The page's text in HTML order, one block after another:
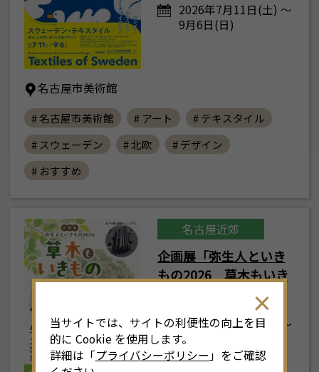
2026年7月11日(土) ～
9月6日(日)
名古屋市美術館
# 名古屋市美術館 # アート
# テキスタイル
# スウェーデン
# 北欧
# デザイン
# おすすめ
名古屋近郊
企画展「弥生人といき
もの2026 草木もいき
2026年7月18日(土) ～
9月13日(日)
当サイトでは、サイトの利便性の向上を目
的に Cookie を使用します。
詳細は「プライバシーポリシー 」をご確認